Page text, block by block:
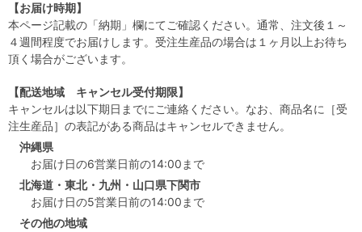
【お届け時期】
本ページ記載の「納期」欄にてご確認ください。通常、注文後１～
４週間程度でお届けします。受注生産品の場合は１ヶ月以上お待ち
頂く場合がございます。
【配送地域 キャンセル受付期限】
キャンセルは以下期日までにご連絡ください。なお、商品名に［受
注生産品］の表記がある商品はキャンセルできません。
沖縄県
お届け日の6営業日前の14:00まで
北海道・東北・九州・山口県下関市
お届け日の5営業日前の14:00まで
その他の地域